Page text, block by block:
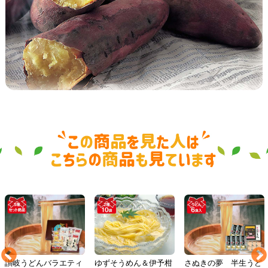
讃岐うどんバラエティ
ゆずそうめん＆伊予柑
さぬきの夢 半生うど